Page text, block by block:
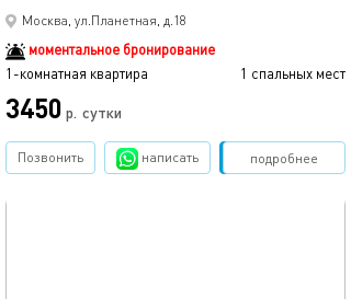
Москва, ул.Планетная, д.18
моментальное бронирование
1-комнатная квартира
1 спальных мест
3450 р. сутки
подробнее
Позвонить написать Забронировать